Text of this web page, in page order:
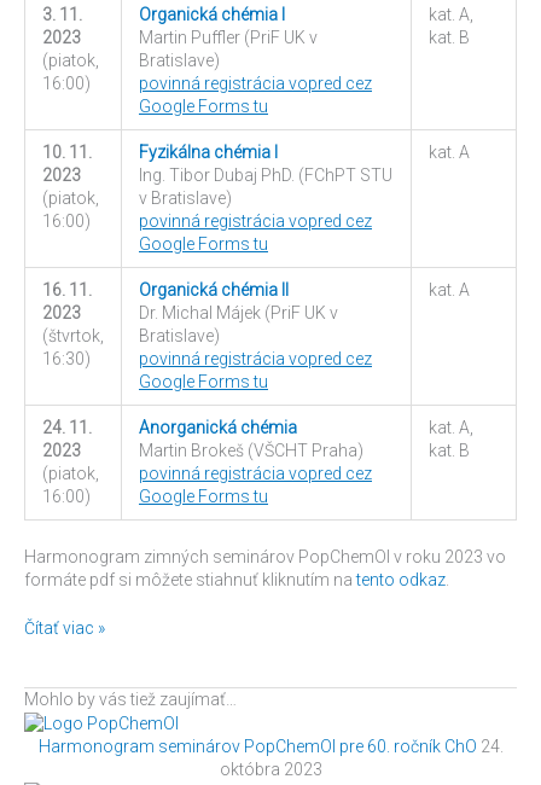
3. 11.
2023
(piatok,
16:00)
Organická chémia I
Martin Puffler (PriF UK v
Bratislave)
povinná registrácia vopred cez
Google Forms tu
kat. A,
kat. B
10. 11.
2023
(piatok,
16:00)
Fyzikálna chémia I
Ing. Tibor Dubaj PhD. (FChPT STU
v Bratislave)
povinná registrácia vopred cez
Google Forms tu
kat. A
16. 11.
2023
(štvrtok,
16:30)
Organická chémia II
Dr. Michal Májek (PriF UK v
Bratislave)
povinná registrácia vopred cez
Google Forms tu
kat. A
24. 11.
2023
(piatok,
16:00)
Anorganická chémia
Martin Brokeš (VŠCHT Praha)
povinná registrácia vopred cez
Google Forms tu
kat. A,
kat. B
Harmonogram zimných seminárov PopChemOl v roku 2023 vo
formáte pdf si môžete stiahnuť kliknutím natento odkaz
Čítať viac »
Mohlo by vás tiež zaujímať…
Harmonogram seminárov PopChemOl pre 60. ročník ChO 24.
októbra 2023